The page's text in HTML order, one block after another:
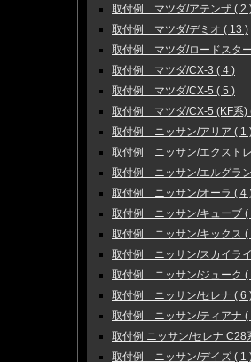
取付例 マツダ/アテンザ ( 2
取付例 マツダ/デミオ ( 13 )
取付例 マツダ/ロードスタ
取付例 マツダ/CX-3 ( 4 )
取付例 マツダ/CX-5 ( 5 )
取付例 マツダ/CX-5 (KF系)
取付例 ニッサン/アリア ( 1
取付例 ニッサン/エクスト
取付例 ニッサン/エルグラ
取付例 ニッサン/オーラ ( 4
取付例 ニッサン/キューブ (
取付例 ニッサン/キックス (
取付例 ニッサン/スカイラ
取付例 ニッサン/ジューク (
取付例 ニッサン/セレナ ( 6
取付例 ニッサン/ティアナ (
取付例 ニッサン/セレナ C28
取付例 ニッサン/デイズ ( 1